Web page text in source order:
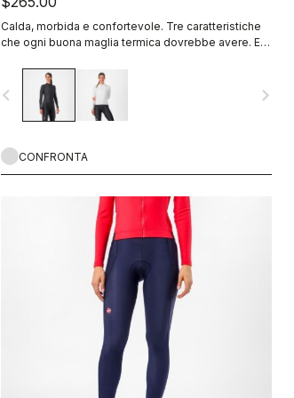
Calda, morbida e confortevole. Tre caratteristiche
che ogni buona maglia termica dovrebbe avere. E la
tessuto morbido e avvolgente offre una
sensazione incredibile a contatto con la pelle,
facendoti sentire al caldo e, soprattutto, comodo.
navigate_before navigate_next
CONFRONTA